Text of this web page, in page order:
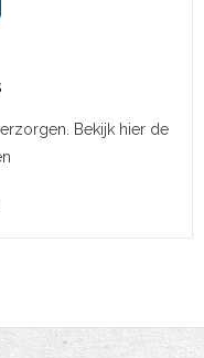
Bekijk hier de